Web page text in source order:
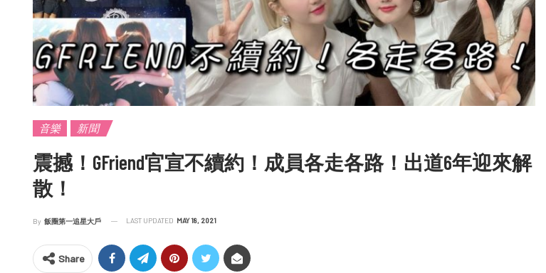
音樂 新聞
震撼！GFriend官宣不續約！成員各走各路！出道6年迎來解
散！
By 飯圈第一追星大戶 LAST UPDATED MAY 18, 2021
Share